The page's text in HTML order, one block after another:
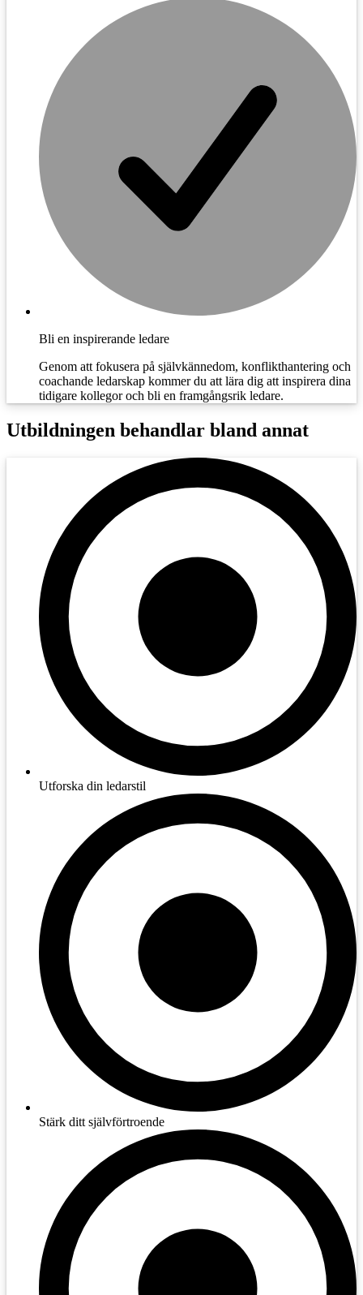
Bli en inspirerande ledare
Genom att fokusera på självkännedom, konflikthantering och
coachande ledarskap kommer du att lära dig att inspirera dina
tidigare kollegor och bli en framgångsrik ledare.
Utbildningen behandlar bland annat
Utforska din ledarstil
Stärk ditt självförtroende